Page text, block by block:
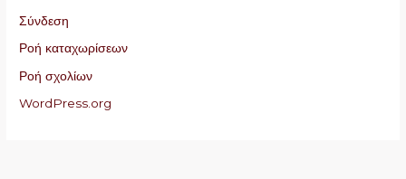
Σύνδεση
Ροή καταχωρίσεων
Ροή σχολίων
WordPress.org